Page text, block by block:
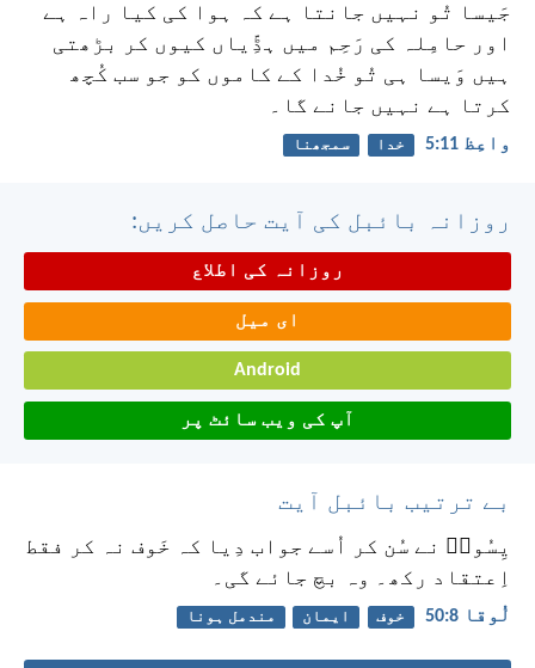
جَیسا تُو نہیں جانتا ہے کہ ہوا کی کیا راہ ہے
اور حامِلہ کی رَحِم میں ہڈِّیاں کیوں کر بڑھتی
ہیں وَیسا ہی تُو خُدا کے کاموں کو جو سب کُچھ
کرتا ہے نہیں جانے گا۔
واعِظ 11:‏5 خدا سمجھنا
روزانہ بائبل کی آیت حاصل کریں:
روزانہ کی اطلاع
ای میل
Android
آپ کی ویب سائٹ پر
بے ترتیب بائبل آیت
یِسُوعؔ نے سُن کر اُسے جواب دِیا کہ خَوف نہ کر فقط
اِعتقاد رکھ۔ وہ بچ جائے گی۔
لُوقا 8:‏50 خوف ایمان مندمل ہونا